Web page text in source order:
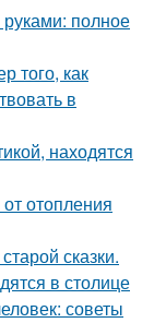
полное
того, как
в
находятся
отопления
сказки.
в столице
советы